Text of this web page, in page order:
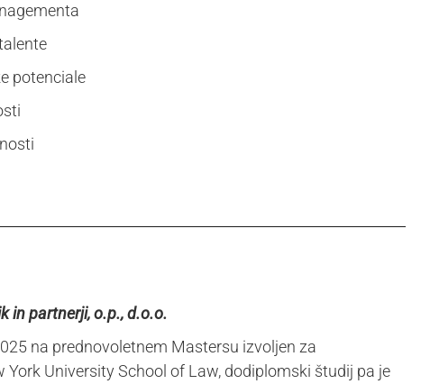
potenciale
in partnerji, o.p., d.o.o.
na prednovoletnem Mastersu izvoljen za
University School of Law, dodiplomski študij pa je